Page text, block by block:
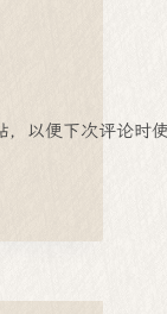
，以便下次评论时